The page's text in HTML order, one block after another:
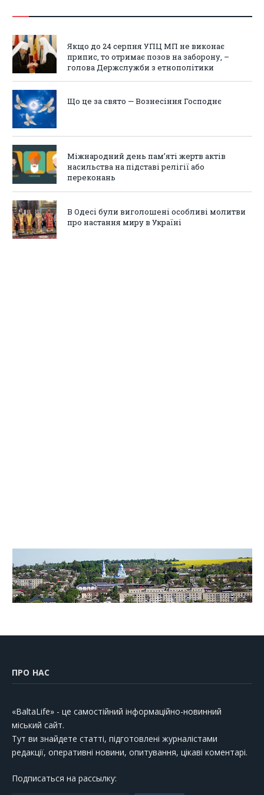
Якщо до 24 серпня УПЦ МП не виконає
припис, то отримає позов на заборону, –
голова Держслужби з етнополітики
Що це за свято — Вознесіння Господнє
Міжнародний день пам’яті жертв актів
насильства на підставі релігії або
переконань
В Одесі були виголошені особливі молитви
про настання миру в Україні
ПРО НАС
«BaltaLife» - це самостійний інформаційно-новинний
міський сайт.
Тут ви знайдете статті, підготовлені журналістами
редакції, оперативні новини, опитування, цікаві коментарі.
Подписаться на рассылку: